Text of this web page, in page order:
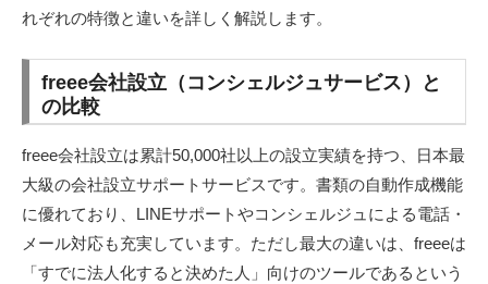
れぞれの特徴と違いを詳しく解説します。
freee会社設立（コンシェルジュサービス）と
の比較
freee会社設立は累計50,000社以上の設立実績を持つ、日本最
大級の会社設立サポートサービスです。書類の自動作成機能
に優れており、LINEサポートやコンシェルジュによる電話・
メール対応も充実しています。ただし最大の違いは、freeeは
「すでに法人化すると決めた人」向けのツールであるという